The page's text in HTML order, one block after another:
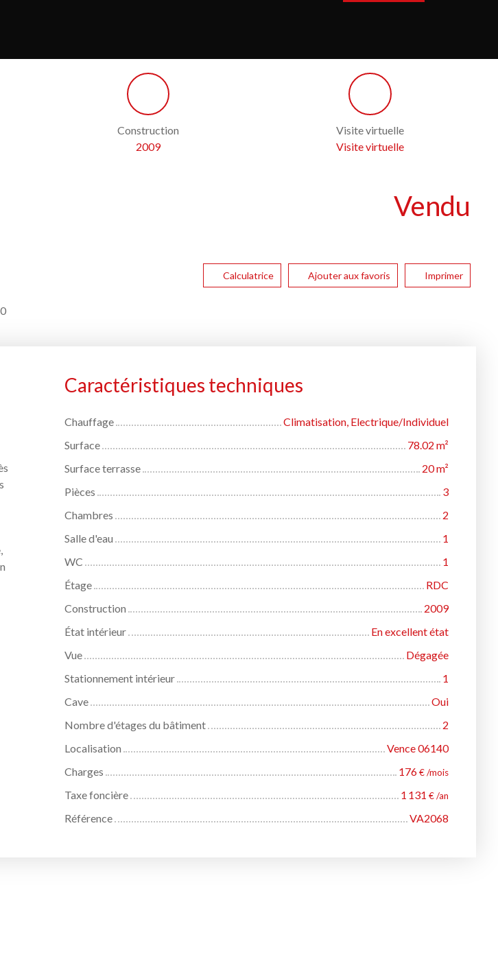
Construction
2009
Visite virtuelle
Visite virtuelle
Vendu
Calculatrice Ajouter aux favoris Imprimer
Caractéristiques techniques
Chauffage
Climatisation, Electrique/Individuel
Surface
78.02 m²
Surface terrasse
20m²
Pièces
3
Chambres
2
Salle d'eau
1
WC
1
Étage
RDC
Construction
2009
État intérieur
En excellent état
Vue
Dégagée
Stationnement intérieur
1
Cave
Oui
Nombre d'étages du bâtiment
2
Localisation
Vence 06140
Charges
176€ /mois
Taxe foncière 1 131 € /an
Référence VA2068